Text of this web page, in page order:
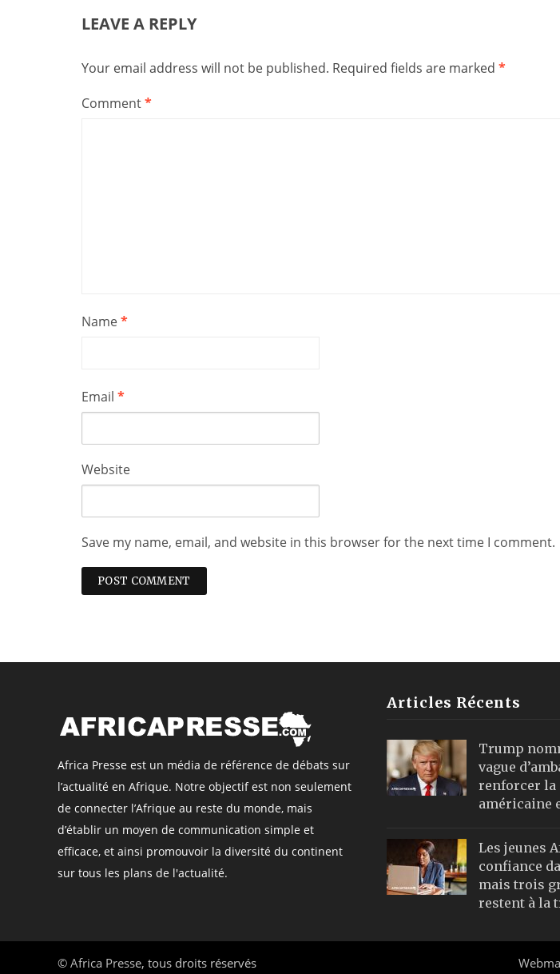
LEAVE A REPLY
Your email address will not be published. Required fields are marked *
Comment*
Name*
Email *
Website
Save my name, email, and website in this browser for the next time I comment.
Africa Presse est un média de référence de débats sur
l’actualité en Afrique. Notre objectif est non seulement
de connecter l’Afrique au reste du monde, mais
d’établir un moyen de communication simple et
efficace, et ainsi promouvoir la diversité du continent
sur tous les plans de l'actualité.
Articles Récents
Trump
vague
renforcer la
américaine
Les jeunes
confiance
mais trois
restent à la
© Africa Presse, tous droits réservés